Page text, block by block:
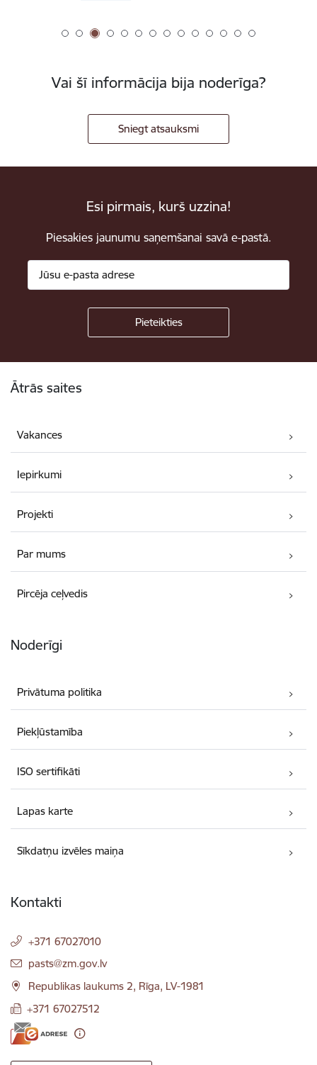
Vai šī informācija bija noderīga?
Sniegt atsauksmi
Esi pirmais, kurš uzzina!
Piesakies jaunumu saņemšanai savā e-pastā.
Ātrās saites
Vakances
Iepirkumi
Projekti
Par mums
Pircēja ceļvedis
Noderīgi
Privātuma politika
Piekļūstamība
ISO sertifikāti
Lapas karte
Sīkdatņu izvēles maiņa
Kontakti
+371 67027010
E-pasts:
pasts@zm.gov.lv
Republikas laukums 2, Rīga, LV-1981
+371 67027512